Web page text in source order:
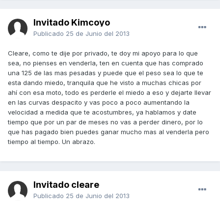
Invitado Kimcoyo
Publicado 25 de Junio del 2013
Cleare, como te dije por privado, te doy mi apoyo para lo que
sea, no pienses en venderla, ten en cuenta que has comprado
una 125 de las mas pesadas y puede que el peso sea lo que te
esta dando miedo, tranquila que he visto a muchas chicas por
ahí con esa moto, todo es perderle el miedo a eso y dejarte llevar
en las curvas despacito y vas poco a poco aumentando la
velocidad a medida que te acostumbres, ya hablamos y date
tiempo que por un par de meses no vas a perder dinero, por lo
que has pagado bien puedes ganar mucho mas al venderla pero
tiempo al tiempo. Un abrazo.
Invitado cleare
Publicado 25 de Junio del 2013